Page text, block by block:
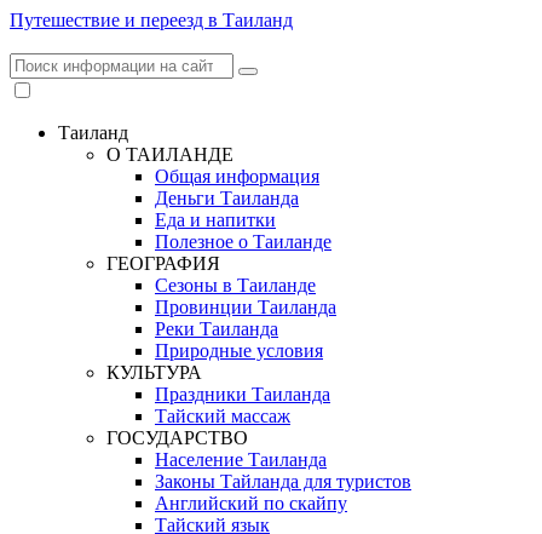
Путешествие и переезд в Таиланд
Таиланд
О ТАИЛАНДЕ
Общая информация
Деньги Таиланда
Еда и напитки
Полезное о Таиланде
ГЕОГРАФИЯ
Сезоны в Таиланде
Провинции Таиланда
Реки Таиланда
Природные условия
КУЛЬТУРА
Праздники Таиланда
Тайский массаж
ГОСУДАРСТВО
Население Таиланда
Законы Тайланда для туристов
Английский по скайпу
Тайский язык